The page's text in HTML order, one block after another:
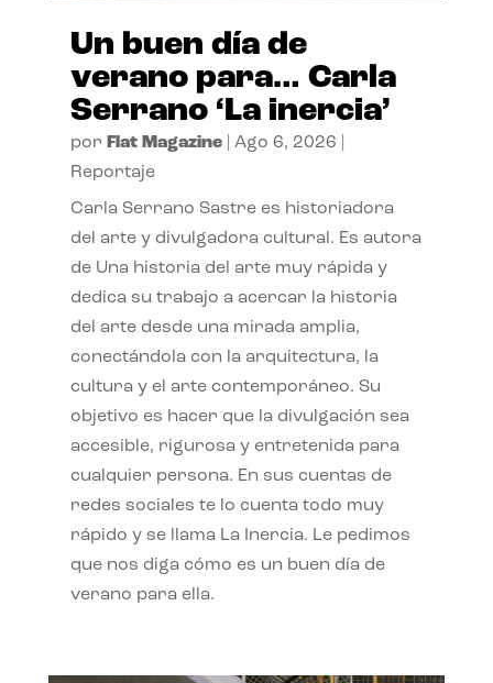
Un buen día de
verano para… Carla
Serrano ‘La inercia’
por Flat Magazine| Ago 6, 2026
Reportaje
Carla Serrano Sastre es historiadora
del arte y divulgadora cultural. Es autora
de Una historia del arte muy rápida y
dedica su trabajo a acercar la historia
del arte desde una mirada amplia,
conectándola con la arquitectura, la
cultura y el arte contemporáneo. Su
objetivo es hacer que la divulgación sea
accesible, rigurosa y entretenida para
cualquier persona. En sus cuentas de
redes sociales te lo cuenta todo muy
rápido y se llama La Inercia. Le pedimos
que nos diga cómo es un buen día de
verano para ella.